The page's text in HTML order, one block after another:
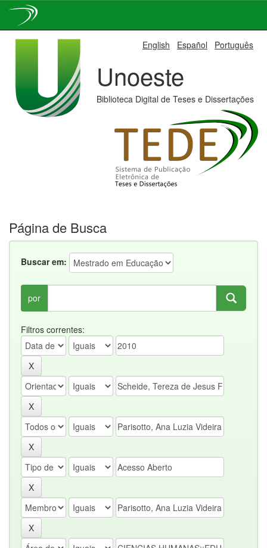
English Español Português
Unoeste
Biblioteca Digital de Teses e Dissertações
Página de Busca
Buscar em:
por
Filtros correntes: